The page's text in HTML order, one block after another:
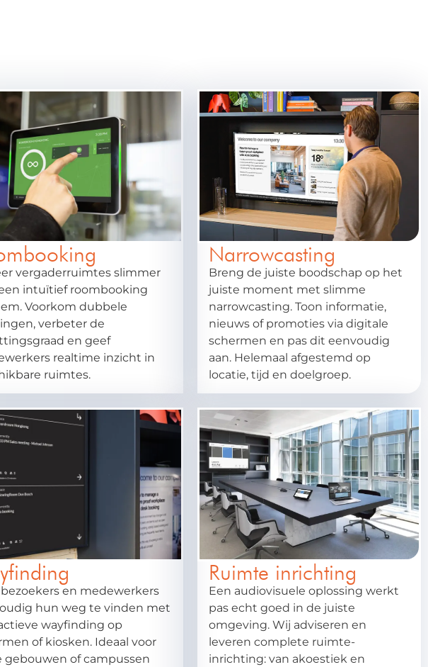
vergaderruimtes slimmer
intuïtief roombooking
Voorkom dubbele
verbeter de
en geef
realtime inzicht in
ruimtes.
Narrowcasting
Breng de juiste boodschap op het
juiste moment met slimme
narrowcasting. Toon informatie,
nieuws of promoties via digitale
schermen en pas dit eenvoudig
aan. Helemaal afgestemd op
locatie, tijd en doelgroep.
en medewerkers
hun weg te vinden met
wayfinding op
of kiosken. Ideaal voor
gebouwen of campussen
Ruimte inrichting
Een audiovisuele oplossing werkt
pas echt goed in de juiste
omgeving. Wij adviseren en
leveren complete ruimte-
inrichting: van akoestiek en